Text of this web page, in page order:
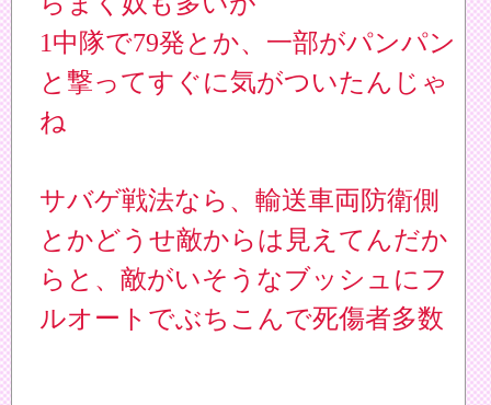
1中隊で79発とか、一部がパンパン
と撃ってすぐに気がついたんじゃ
ね
サバゲ戦法なら、輸送車両防衛側
とかどうせ敵からは見えてんだか
らと、敵がいそうなブッシュにフ
ルオートでぶちこんで死傷者多数